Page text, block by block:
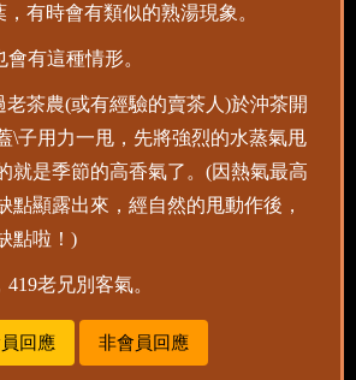
有時會有類似的熟湯現象。
有這種情形。
老茶農(或有經驗的賣茶人)於沖茶開
\子用力一甩，先將強烈的水蒸氣甩
就是季節的高香氣了。(因熱氣最高
點顯露出來，經自然的甩動作後，
點啦！)
老兄別客氣。
回應 非會員回應